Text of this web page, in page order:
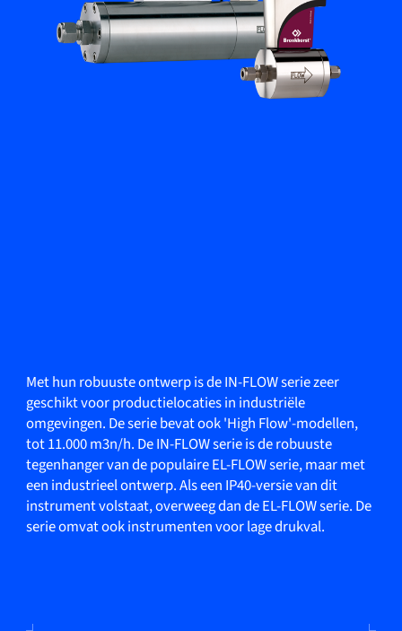
Neem contact op
Met hun robuuste ontwerp is de IN-FLOW serie zeer
geschikt voor productielocaties in industriële
omgevingen. De serie bevat ook 'High Flow'-modellen,
tot 11.000 m3n/h. De IN-FLOW serie is de robuuste
tegenhanger van de populaire EL-FLOW serie, maar met
een industrieel ontwerp. Als een IP40-versie van dit
instrument volstaat, overweeg dan de EL-FLOW serie. De
serie omvat ook instrumenten voor lage drukval.